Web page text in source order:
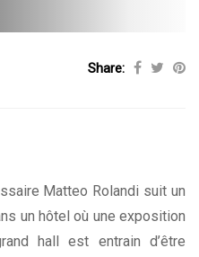
Share:
Matteo Rolandi suit un
un hôtel où une exposition
hall est entrain d’être